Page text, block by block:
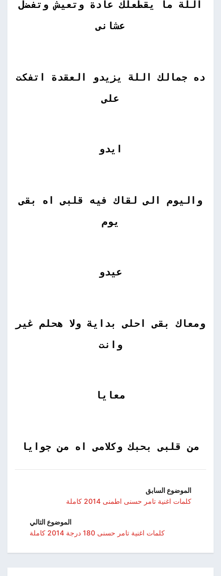
اللة ما يقطعلك عادة وتعيش وتفضل
عشانى
ده جمالك اللة يزيدو العقدة اتفكت
على
ايدو
واليوم الى لقاك فيه قلبى اه بقى
يوم
عيدو
ومعاك بقى احلى بداية ولا هحلم غير
وانت
معايا
من قلبى بحبك وكلامى اه من جوايا
الموضوع السابق
كلمات اغنية تامر حسنى اطمنى 2014 كاملة
الموضوع التالي
كلمات اغنية تامر حسنى 180 درجة 2014 كاملة